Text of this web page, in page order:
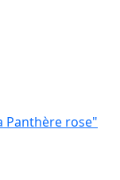
Panthère rose"